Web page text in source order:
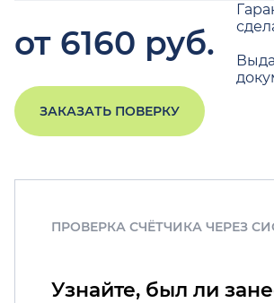
от 6160 руб.
ЗАКАЗАТЬ ПОВЕРКУ
ПРОВЕРКА СЧЁТЧИКА ЧЕРЕЗ
Узнайте, был ли